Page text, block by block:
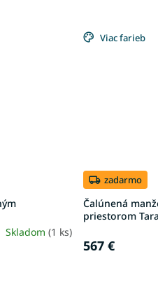
Skladom (1 ks)
Viac farieb
zadarmo
Čalúnená
priestorom
567 €